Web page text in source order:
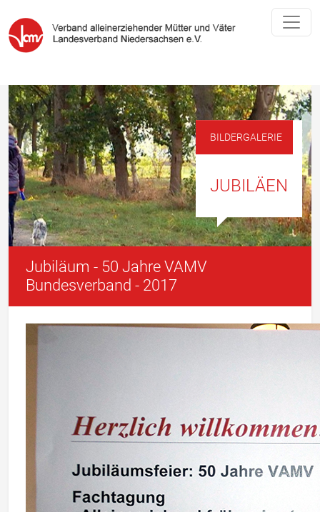
BILDERGALERIE
JUBILÄEN
Jubiläum - 50 Jahre VAMV
Bundesverband - 2017